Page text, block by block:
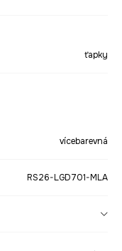
ťapky
vícebarevná
RS26-LGD701-MLA